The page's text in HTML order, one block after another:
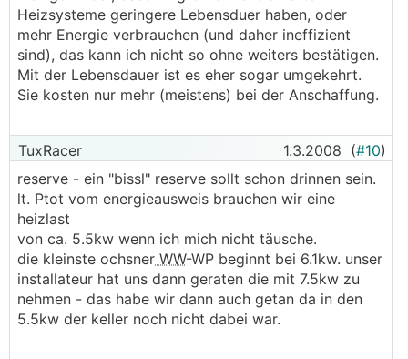
Heizsysteme geringere Lebensduer haben, oder
mehr Energie verbrauchen (und daher ineffizient
sind), das kann ich nicht so ohne weiters bestätigen.
Mit der Lebensdauer ist es eher sogar umgekehrt.
Sie kosten nur mehr (meistens) bei der Anschaffung.
TuxRacer 1.3.2008 (#10)
reserve - ein "bissl" reserve sollt schon drinnen sein.
lt. Ptot vom energieausweis brauchen wir eine
heizlast
von ca. 5.5kw wenn ich mich nicht täusche.
die kleinste ochsner WW-WP beginnt bei 6.1kw. unser
installateur hat uns dann geraten die mit 7.5kw zu
nehmen - das habe wir dann auch getan da in den
5.5kw der keller noch nicht dabei war.